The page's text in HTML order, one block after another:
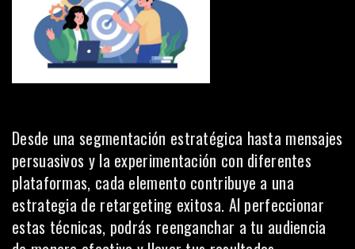
Desde una segmentación estratégica hasta mensajes
persuasivos y la experimentación con diferentes
plataformas, cada elemento contribuye a una
estrategia de retargeting exitosa. Al perfeccionar
estas técnicas, podrás reenganchar a tu audiencia